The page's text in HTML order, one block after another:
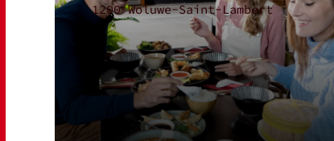
1200 Woluwe-Saint-Lambert